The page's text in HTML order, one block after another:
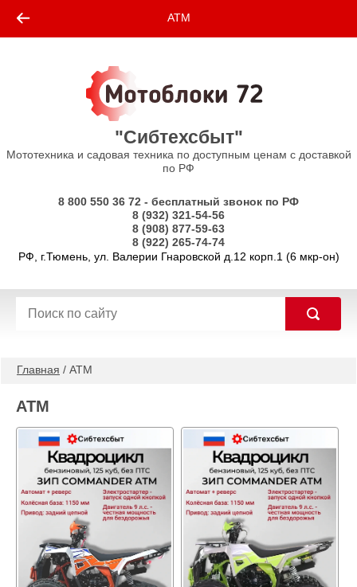
ATM
"Сибтехсбыт"
Мототехника и садовая техника по доступным ценам с доставкой
по РФ
8 800 550 36 72 - бесплатный звонок по РФ
8 (932) 321-54-56
8 (908) 877-59-63
8 (922) 265-74-74
РФ, г.Тюмень, ул. Валерии Гнаровской д.12 корп.1 (6 мкр-он)
Главная / ATM
ATM